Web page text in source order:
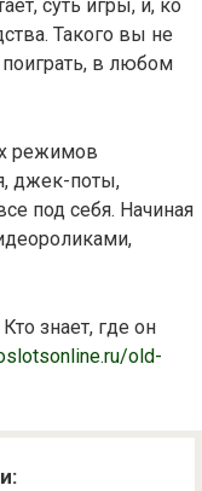
суть игры, и, ко
Такого вы не
в любом
режимов
джек-поты,
под себя. Начиная
знает, где он
old-